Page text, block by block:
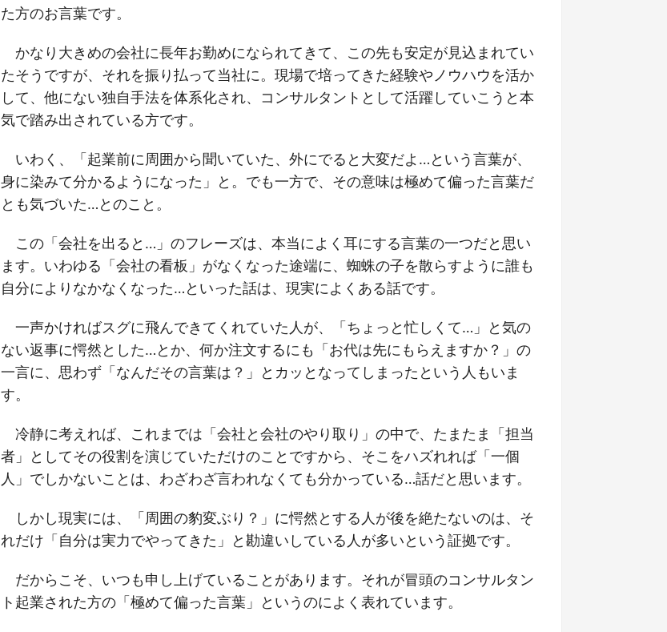
た方のお言葉です。
かなり大きめの会社に長年お勤めになられてきて、この先も安定が見込まれてい
たそうですが、それを振り払って当社に。現場で培ってきた経験やノウハウを活か
して、他にない独自手法を体系化され、コンサルタントとして活躍していこうと本
気で踏み出されている方です。
いわく、「起業前に周囲から聞いていた、外にでると大変だよ…という言葉が、
身に染みて分かるようになった」と。でも一方で、その意味は極めて偏った言葉だ
とも気づいた…とのこと。
この「会社を出ると…」のフレーズは、本当によく耳にする言葉の一つだと思い
ます。いわゆる「会社の看板」がなくなった途端に、蜘蛛の子を散らすように誰も
自分によりなかなくなった…といった話は、現実によくある話です。
一声かければスグに飛んできてくれていた人が、「ちょっと忙しくて…」と気の
ない返事に愕然とした…とか、何か注文するにも「お代は先にもらえますか？」の
一言に、思わず「なんだその言葉は？」とカッとなってしまったという人もいま
す。
冷静に考えれば、これまでは「会社と会社のやり取り」の中で、たまたま「担当
者」としてその役割を演じていただけのことですから、そこをハズれれば「一個
人」でしかないことは、わざわざ言われなくても分かっている…話だと思います。
しかし現実には、「周囲の豹変ぶり？」に愕然とする人が後を絶たないのは、そ
れだけ「自分は実力でやってきた」と勘違いしている人が多いという証拠です。
だからこそ、いつも申し上げていることがあります。それが冒頭のコンサルタン
ト起業された方の「極めて偏った言葉」というのによく表れています。